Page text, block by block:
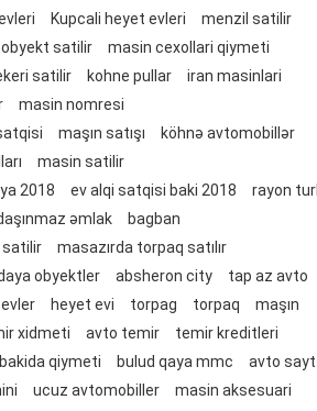
Kupcali heyet evleri
menzil satilir
obyekt satilir
masin cexollari qiymeti
satilir kohne pullar
iran masinlari
masin nomresi
maşın satışı
köhnə avtomobillər
masin satilir
2018 ev alqi satqisi baki 2018
rayon
əmlak
bagban
satilir
masazırda torpaq satılır
obyektler absheron city
tap az avto
heyet evi torpag torpaq
maşın
xidmeti avto temir
temir kreditleri
qiymeti bulud qaya mmc
avto sayt
ucuz avtomobiller masin aksesuari